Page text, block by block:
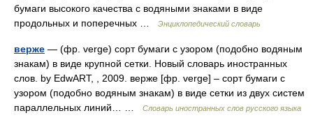
бумаги высокого качества с водяными знаками в виде
продольных и поперечных …
Энциклопедический словарь
верже — (фр. verge) сорт бумаги с узором (подобно водяным
знакам) в виде крупной сетки. Новый словарь иностранных
слов. by EdwART, , 2009. верже [фр. verge] – сорт бумаги с
узором (подобно водяным знакам) в виде сетки из двух систем
параллельных линий… …
Словарь иностранных слов русского языка